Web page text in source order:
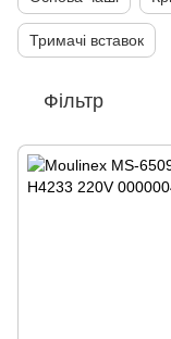
Тримачі вставок
Фільтр